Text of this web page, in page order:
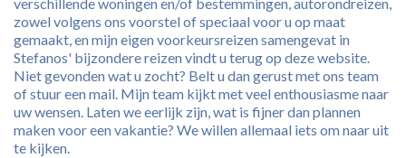
zowel volgens ons voorstel of speciaal voor u op maat
gemaakt, en mijn eigen voorkeursreizen samengevat in
Stefanos' bijzondere reizen vindt u terug op deze website.
Niet gevonden wat u zocht? Belt u dan gerust met ons team
of stuur een mail. Mijn team kijkt met veel enthousiasme naar
uw wensen. Laten we eerlijk zijn, wat is fijner dan plannen
maken voor een vakantie? We willen allemaal iets om naar uit
te kijken.